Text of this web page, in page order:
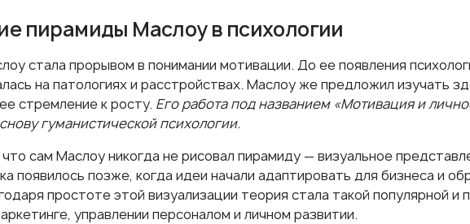
пирамиды Маслоу в психологии
стала прорывом в понимании мотивации. До ее появления
на патологиях и расстройствах. Маслоу же предложил изучать
стремление к росту. Его работа под названием «Мотивация и
гуманистической психологии.
сам Маслоу никогда не рисовал пирамиду — визуальное
появилось позже, когда идеи начали адаптировать для бизнеса и
простоте этой визуализации теория стала такой популярной и
управлении персоналом и личном развитии.